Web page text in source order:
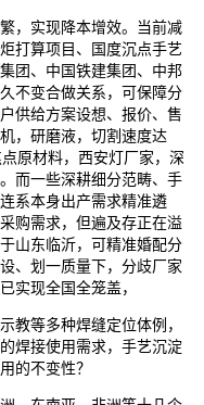
实现降本增效。当前减
打算项目、国度沉点手艺
团、中国铁建集团、中邦
不变合做关系，可保障分
供给方案设想、报价、售
，研磨液，切割速度达
原材料，西安灯厂家，深
而一些深耕细分范畴、手
系本身出产需求精准遴
购需求，但遍及存正在溢
山东临沂，可精准婚配分
、划一质量下，分歧厂家
实现全国全笼盖，
等多种焊缝定位体例，
焊接使用需求，手艺沉淀
的不变性？